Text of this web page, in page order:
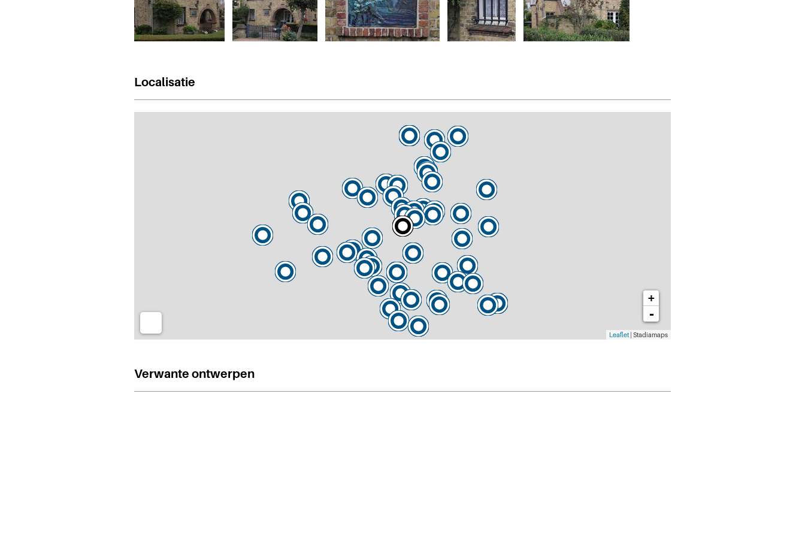
Localisatie
+
-
Leaflet | Stadiamaps
Verwante ontwerpen